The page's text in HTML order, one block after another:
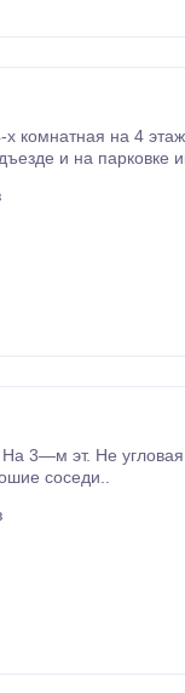
Два балкона на обе стороны.
Хорошие соседи..